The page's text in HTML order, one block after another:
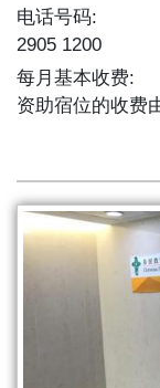
电话号码:
2905 1200
每月基本收费:
资助宿位的收费